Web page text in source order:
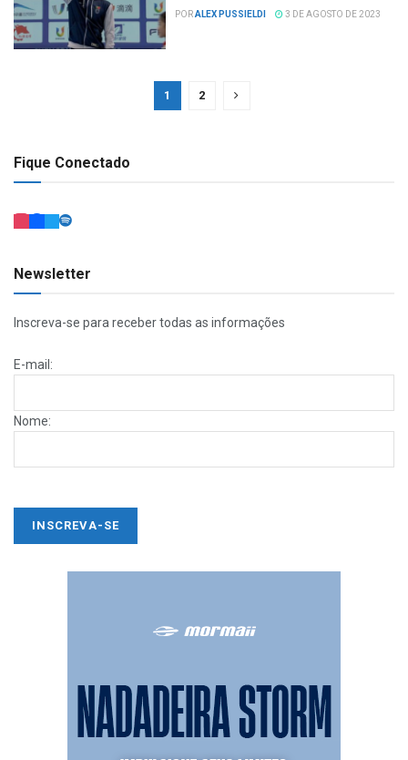
PORALEX PUSSIELDI 3 DE AGOSTO DE 2023
1 2
Fique Conectado
Newsletter
Inscreva-se para receber todas as informações
E-mail:
Nome: